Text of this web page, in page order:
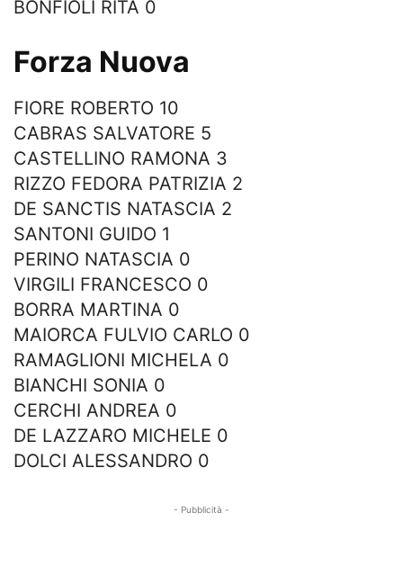
BONFIOLI RITA 0
Forza Nuova
FIORE ROBERTO 10
CABRAS SALVATORE 5
CASTELLINO RAMONA 3
RIZZO FEDORA PATRIZIA 2
DE SANCTIS NATASCIA 2
SANTONI GUIDO 1
PERINO NATASCIA 0
VIRGILI FRANCESCO 0
BORRA MARTINA 0
MAIORCA FULVIO CARLO 0
RAMAGLIONI MICHELA 0
BIANCHI SONIA 0
CERCHI ANDREA 0
DE LAZZARO MICHELE 0
DOLCI ALESSANDRO 0
- Pubblicità -